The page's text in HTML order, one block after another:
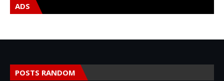
ADS
POSTS RANDOM